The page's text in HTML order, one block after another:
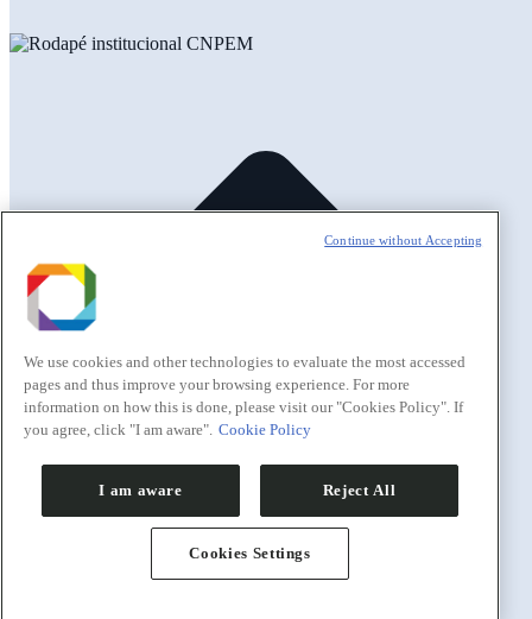
We use cookies and other technologies to evaluate the most accessed
pages and thus improve your browsing experience. For more
information on how this is done, please visit our "Cookies Policy". If
you agree, click "I am aware". Cookie Policy
I am aware Reject All
Cookies Settings
Continue without Accepting